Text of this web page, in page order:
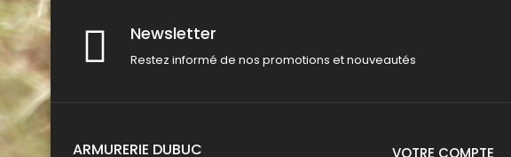
Newsletter
Restez informé de nos promotions et nouveautés
ARMURERIE DUBUC VOTRE COMPTE